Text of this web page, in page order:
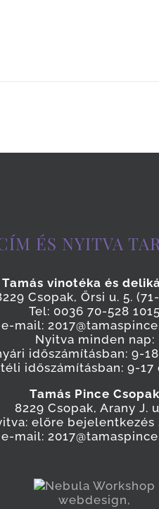
ÉS NYITVA
Tamás vinotéka és
Csopak, Őrsi u. 5.
Tel: 0036 70-528 1015
e-mail:
Nyitva minden nap:
időszámításban: 9-
téli időszámításban: 9-17
Tamás Pince Csopak
8229 Csopak, Arany J.
előre bejelentkezés
e-mail: